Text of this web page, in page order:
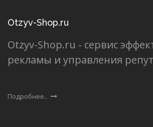
Otzyv-Shop.ru
Otzyv-Shop.ru - сервис
рекламы и управления
Подробнее..